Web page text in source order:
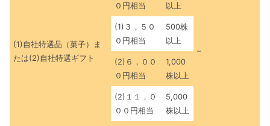
(1)自社特選品（菓子）ま
たは(2)自社特選ギフト
０円相当
以上
–
(1)３，５０
０円相当
500株
以上
(2)６，００
０円相当
1,000
株以上
(2)１１，０
００円相当
5,000
株以上